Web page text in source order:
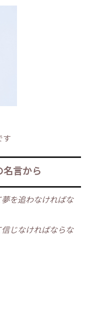
す
名言から
を追わなければな
じなければならな